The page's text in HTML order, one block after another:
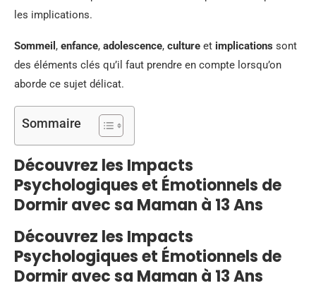
les implications.
Sommeil , enfance, adolescence, culture et implications sont
des éléments clés qu’il faut prendre en compte lorsqu’on
aborde ce sujet délicat.
Sommaire
Découvrez les Impacts
Psychologiques et Émotionnels de
Dormir avec sa Maman à 13 Ans
Découvrez les Impacts
Psychologiques et Émotionnels de
Dormir avec sa Maman à 13 Ans